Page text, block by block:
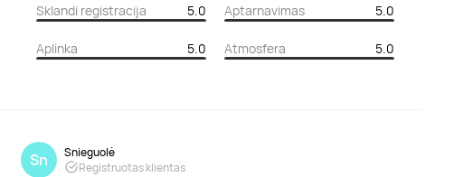
Sklandi registracija 5.0 Aptarnavimas 5.0
Aplinka 5.0 Atmosfera 5.0
Sn
Snieguolė
Registruotas klientas